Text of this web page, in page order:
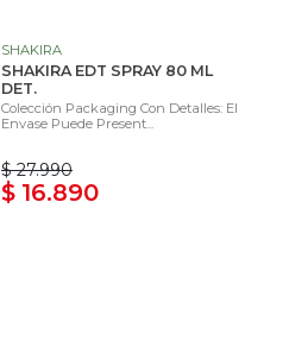
SHAKIRA
SHAKIRA EDT SPRAY 80 ML
DET.
Colección Packaging Con Detalles: El
Envase Puede Present...
$ 27.990
$ 16.890